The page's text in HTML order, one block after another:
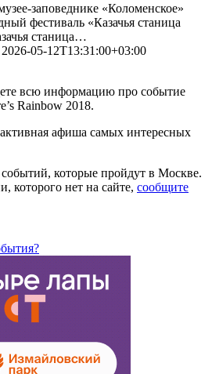
заповеднике «Коломенское»
фестиваль «Казачья станица
станица…
2026-05-12T13:31:00+03:00
всю информацию про событие
Rainbow 2018.
афиша самых интересных
событий, которые пройдут в Москве.
которого нет на сайте, сообщите